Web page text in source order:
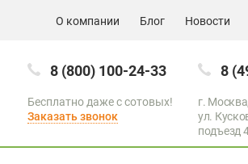
О компании Блог Новости
8 (800) 100-24-33
Бесплатно даже с сотовых!
Заказать звонок
8
г.
ул.
подъезд